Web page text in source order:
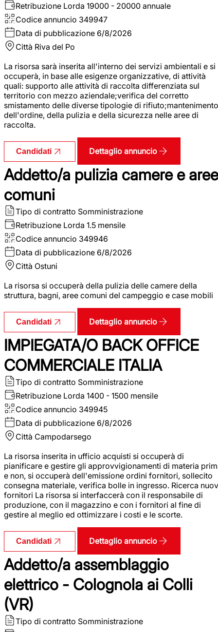
Retribuzione Lorda 19000 - 20000 annuale
Codice annuncio 349947
Data di pubblicazione 6/8/2026
Città Riva del Po
La risorsa sarà inserita all'interno dei servizi ambientali e si
occuperà, in base alle esigenze organizzative, di attività
quali: supporto alle attività di raccolta differenziata sul
territorio con mezzo aziendale;verifica del corretto
smistamento delle diverse tipologie di rifiuto;mantenimento
dell'ordine, della pulizia e della sicurezza nelle aree di
raccolta.
Candidati Dettaglio annuncio
Addetto/a pulizia camere e aree
comuni
Tipo di contratto Somministrazione
Retribuzione Lorda 1.5 mensile
Codice annuncio 349946
Data di pubblicazione 6/8/2026
Città Ostuni
La risorsa si occuperà della pulizia delle camere della
struttura, bagni, aree comuni del campeggio e case mobili
Candidati Dettaglio annuncio
IMPIEGATA/O BACK OFFICE
COMMERCIALE ITALIA
Tipo di contratto Somministrazione
Retribuzione Lorda 1400 - 1500 mensile
Codice annuncio 349945
Data di pubblicazione 6/8/2026
Città Campodarsego
La risorsa inserita in ufficio acquisti si occuperà di
pianificare e gestire gli approvvigionamenti di materia
e non, si occuperà dell'emissione ordini fornitori, sollecito
consegna materiale, verifica bolle in ingresso. Ricerca
fornitori La risorsa si interfaccerà con il responsabile di
produzione, con il magazzino e con i fornitori al fine di
gestire al meglio ed ottimizzare i costi e le scorte.
Candidati Dettaglio annuncio
Addetto/a assemblaggio
elettrico - Colognola ai Colli
(VR)
Tipo di contratto Somministrazione